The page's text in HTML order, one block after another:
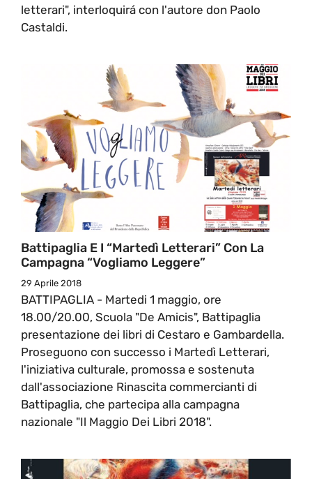
letterari", interloquirá con l'autore don Paolo
Castaldi.
Battipaglia E I “Martedì Letterari” Con La
Campagna “Vogliamo Leggere”
29 Aprile 2018
BATTIPAGLIA - Martedi 1 maggio, ore
18.00/20.00, Scuola "De Amicis", Battipaglia
presentazione dei libri di Cestaro e Gambardella.
Proseguono con successo i Martedì Letterari,
l'iniziativa culturale, promossa e sostenuta
dall'associazione Rinascita commercianti di
Battipaglia, che partecipa alla campagna
nazionale "Il Maggio Dei Libri 2018".